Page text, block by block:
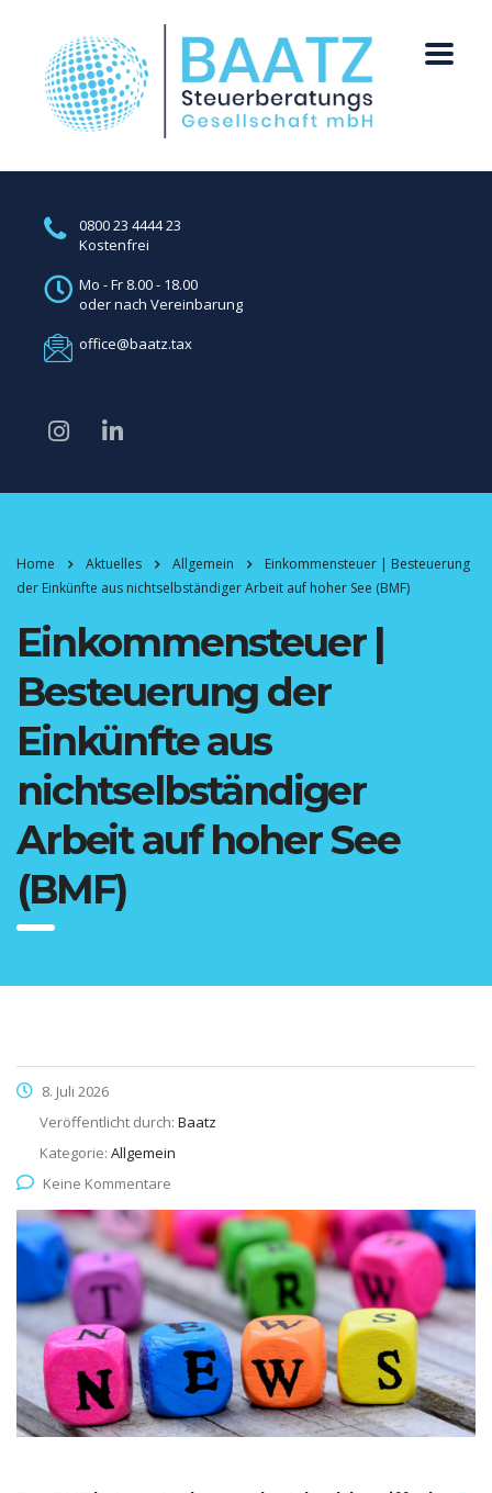
0800 23 4444 23
Kostenfrei
Mo - Fr 8.00 - 18.00
oder nach Vereinbarung
office@baatz.tax
Home Aktuelles Allgemein
Einkommensteuer | Besteuerung
der Einkünfte aus nichtselbständiger Arbeit auf hoher See (BMF)
Einkommensteuer |
Besteuerung der
Einkünfte aus
nichtselbständiger
Arbeit auf hoher See
(BMF)
8. Juli 2026
Veröffentlicht durch: Baatz
Kategorie: Allgemein
Keine Kommentare